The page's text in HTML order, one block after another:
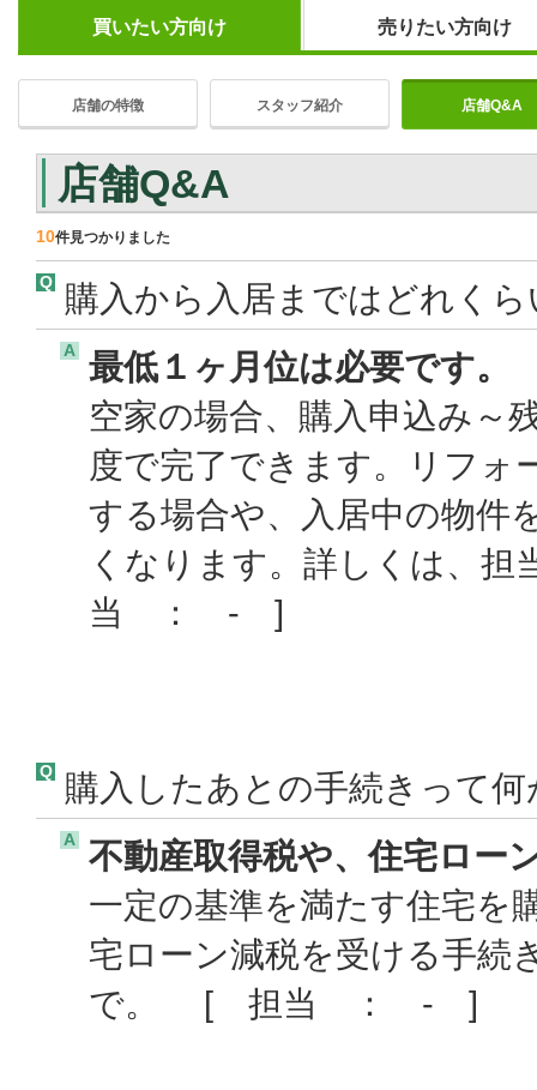
買いたい方向け 売りたい方向け
店舗の特徴 スタッフ紹介 店舗Q&A
店舗Q&A
10件見つかりました
Q 購入から入居まではどれく
A
最低１ヶ月位は必要です。
空家の場合、購入申込み～
度で完了できます。リフォ
する場合や、入居中の物件
くなります。詳しくは、
当 ： - ]
Q 購入したあとの手続きって
A
不動産取得税や、住宅ロー
一定の基準を満たす住宅を
宅ローン減税を受ける手続
で。 [ 担当 ： - ]